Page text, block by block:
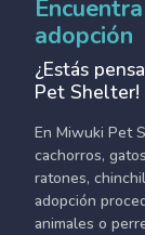
adopción
¿Estás
Pet Shelter!
En Miwuki Pet
cachorros,
ratones,
adopción
animales o